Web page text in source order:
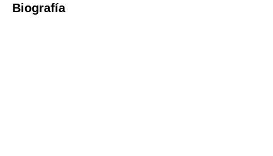
Biografía